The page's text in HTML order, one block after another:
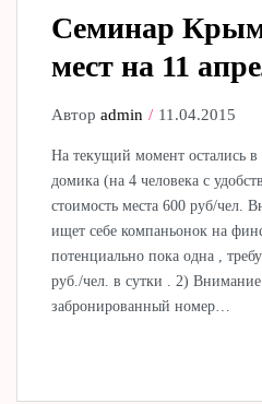
Семинар
мест на 11
Авторadmin 11.04.2015
На текущий момент остались
домика (на 4 человека с
стоимость места 600 руб/чел.
ищет себе компаньонок на
потенциально пока одна ,
руб./чел. в сутки . 2)
забронированный номер…